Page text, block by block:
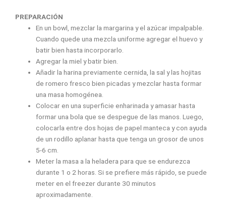
PREPARACIÓN
En un bowl, mezclar la margarina y el azúcar impalpable.
Cuando quede una mezcla uniforme agregar el huevo y
batir bien hasta incorporarlo.
Agregar la miel y batir bien.
Añadir la harina previamente cernida, la sal y las hojitas
de romero fresco bien picadas y mezclar hasta formar
una masa homogénea.
Colocar en una superficie enharinada y amasar hasta
formar una bola que se despegue de las manos. Luego,
colocarla entre dos hojas de papel manteca y con ayuda
de un rodillo aplanar hasta que tenga un grosor de unos
5-6 cm.
Meter la masa a la heladera para que se endurezca
durante 1 o 2 horas. Si se prefiere más rápido, se puede
meter en el freezer durante 30 minutos
aproximadamente.